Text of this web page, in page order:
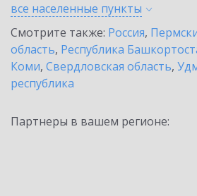
все населенные пункты
Смотрите также: Россия,
область, Республика
Коми, Свердловская область,
республика
Партнеры в вашем регионе: